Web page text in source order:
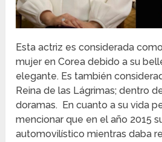
Esta actriz es considerada
mujer en Corea debido a su
elegante. Es también
Reina de las Lágrimas; dentro
doramas. En cuanto a su vida
mencionar que en el año 2015
automovilístico mientras daba